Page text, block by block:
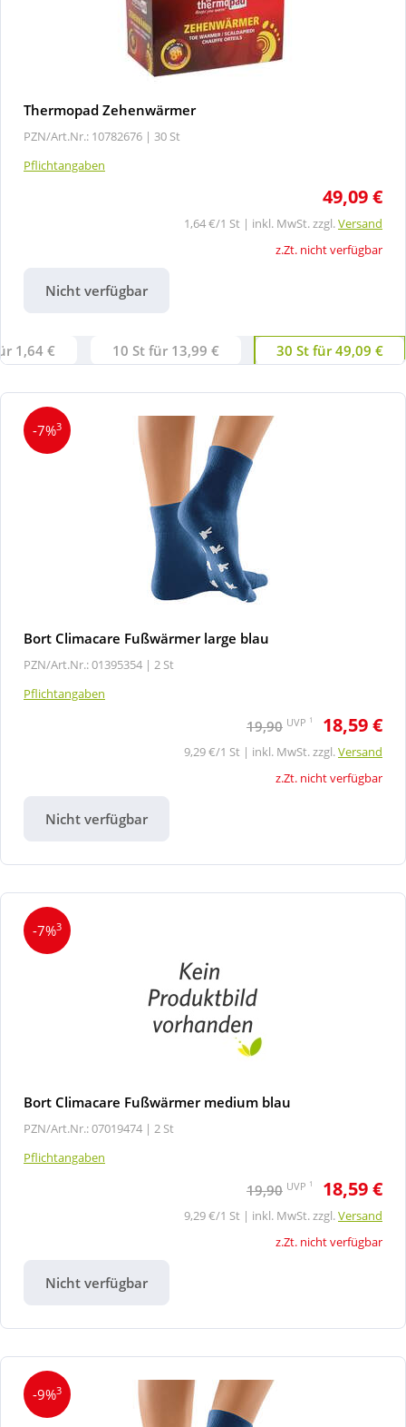
Thermopad Zehenwärmer
PZN/Art.Nr.: 10782676 | 30 St
Pflichtangaben
49,09 €
1,64 €/1 St | inkl. MwSt. zzgl.Versand
z.Zt. nicht verfügbar
Nicht verfügbar
1,64 € 10 St für 13,99 € 30 St für 49,09 €
-7%3
Bort Climacare Fußwärmer large blau
PZN/Art.Nr.: 01395354 | 2 St
Pflichtangaben
19,90 UVP 1 18,59 €
9,29 €/1 St | inkl. MwSt. zzgl.Versand
z.Zt. nicht verfügbar
Nicht verfügbar
-7%3
Bort Climacare Fußwärmer medium blau
PZN/Art.Nr.: 07019474 | 2 St
Pflichtangaben
19,90 UVP 1 18,59 €
9,29 €/1 St | inkl. MwSt. zzgl.Versand
z.Zt. nicht verfügbar
Nicht verfügbar
-9%3